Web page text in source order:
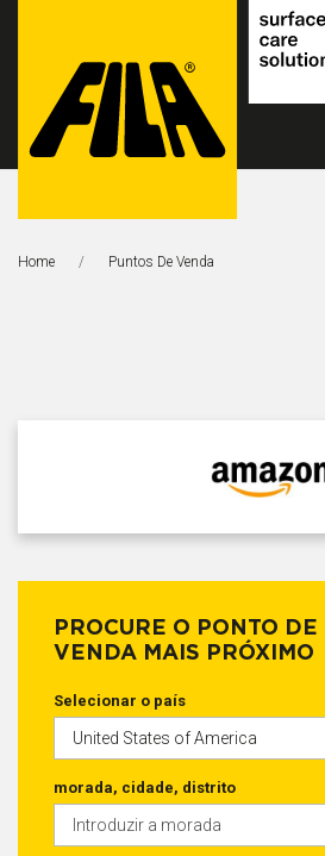
Solutions
Home Página Atual:
Puntos De Venda
PROCURE O PONTO DE
VENDA MAIS PRÓXIMO
Selecionar o país
morada, cidade, distrito